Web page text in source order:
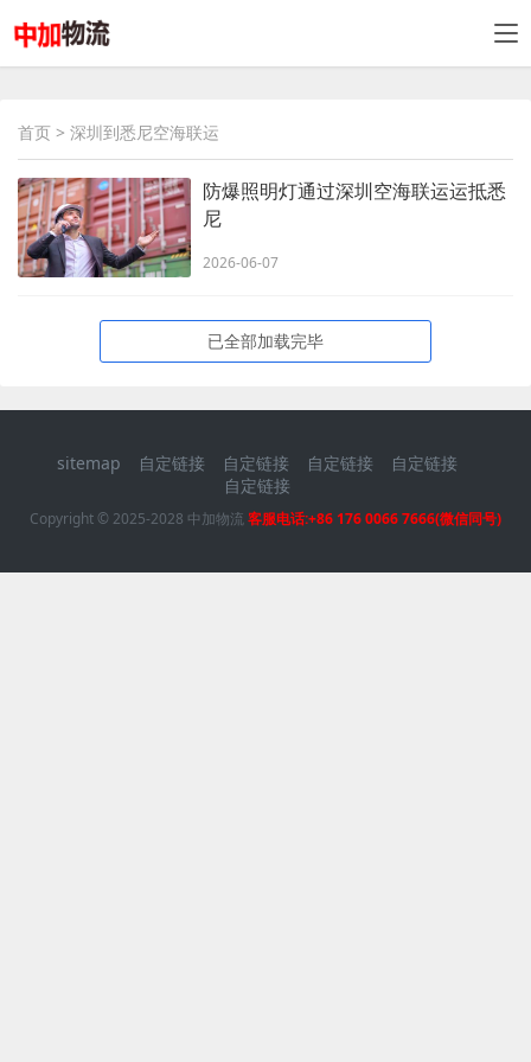
首页 > 深圳到悉尼空海联运
防爆照明灯通过深圳空海联运运抵悉
尼
2026-06-07
已全部加载完毕
sitemap 自定链接 自定链接 自定链接
自定链接
自定链接
Copyright © 2025-2028 中加物流客服电话:+86 176 0066 7666(微信同号)